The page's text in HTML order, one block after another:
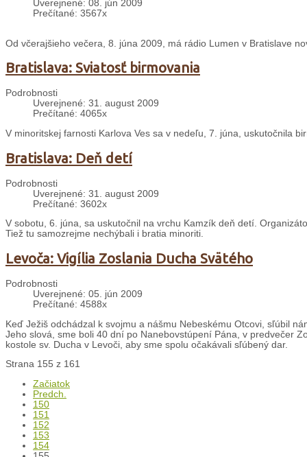
Uverejnené: 08. jún 2009
Prečítané: 3567x
Od včerajšieho večera, 8. júna 2009, má rádio Lumen v Bratislave
Bratislava: Sviatosť birmovania
Podrobnosti
Uverejnené: 31. august 2009
Prečítané: 4065x
V minoritskej farnosti Karlova Ves sa v nedeľu, 7. júna, uskutočnila
Bratislava: Deň detí
Podrobnosti
Uverejnené: 31. august 2009
Prečítané: 3602x
V sobotu, 6. júna, sa uskutočnil na vrchu Kamzík deň detí.
Tiež tu samozrejme nechýbali i bratia minoriti.
Levoča: Vigília Zoslania Ducha Svätého
Podrobnosti
Uverejnené: 05. jún 2009
Prečítané: 4588x
Keď Ježiš odchádzal k svojmu a nášmu Nebeskému Otcovi, sľúbil
Jeho slová, sme boli 40 dní po Nanebovstúpení Pána, v predvečer
kostole sv. Ducha v Levoči, aby sme spolu očakávali sľúbený dar.
Strana 155 z 161
Začiatok
Predch.
150
151
152
153
154